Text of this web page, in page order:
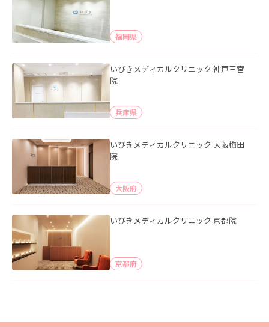
福岡県
いびきメディカルクリニック 神戸三宮
院
兵庫県
いびきメディカルクリニック 大阪梅田
院
大阪府
いびきメディカルクリニック 京都院
京都府